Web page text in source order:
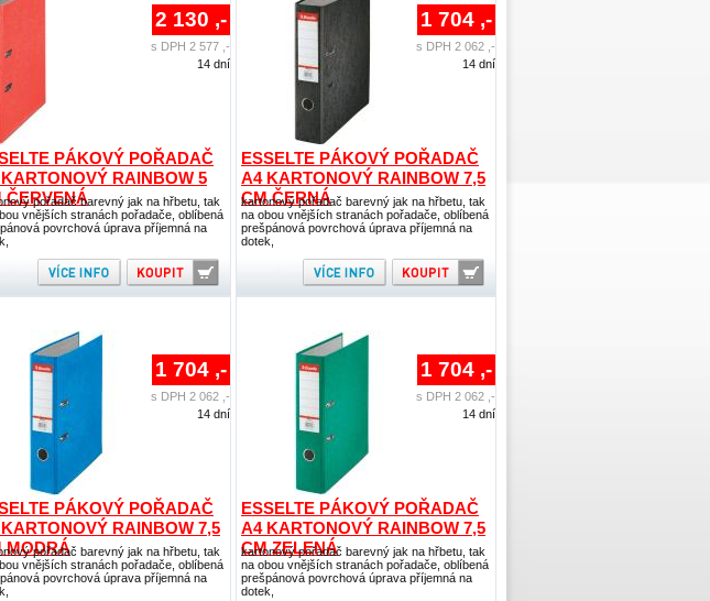
PÁKOVÝ POŘADAČ
RAINBOW 5
ČERVENÁ
pořadač barevný jak na hřbetu, tak
vnějších stranách pořadače, oblíbená
povrchová úprava příjemná na
2 130 ,-
s DPH 2 577 ,-
14 dní
ESSELTE PÁKOVÝ POŘADAČ
A4 KARTONOVÝ RAINBOW 7,5
CM ČERNÁ
kartonový pořadač barevný jak na hřbetu, tak
na obou vnějších stranách pořadače, oblíbená
prešpánová povrchová úprava příjemná na
dotek,
1 704 ,-
s DPH 2 062 ,-
14 dní
PÁKOVÝ POŘADAČ
RAINBOW 7,5
MODRÁ
pořadač barevný jak na hřbetu, tak
vnějších stranách pořadače, oblíbená
povrchová úprava příjemná na
1 704 ,-
s DPH 2 062 ,-
14 dní
ESSELTE PÁKOVÝ POŘADAČ
A4 KARTONOVÝ RAINBOW 7,5
CM ZELENÁ
kartonový pořadač barevný jak na hřbetu, tak
na obou vnějších stranách pořadače, oblíbená
prešpánová povrchová úprava příjemná na
dotek,
1 704 ,-
s DPH 2 062 ,-
14 dní